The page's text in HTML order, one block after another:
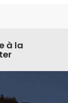
à la